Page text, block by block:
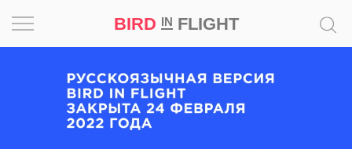
BIRD INFLIGHT